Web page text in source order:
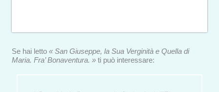
Se hai letto « San Giuseppe, la Sua Verginità e Quella di
Maria. Fra’ Bonaventura. » ti può interessare: